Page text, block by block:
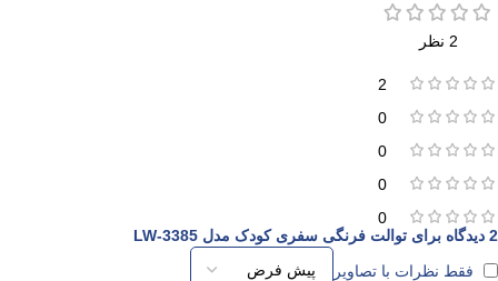
2 نظر
2
0
0
0
0
2 دیدگاه برای
توالت فرنگی سفری کودک مدل LW-3385
فقط نظرات با تصاویر